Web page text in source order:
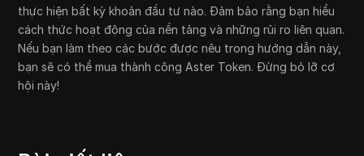
thực hiện bất kỳ khoản đầu tư nào. Đảm bảo rằng bạn hiểu
cách thức hoạt động của nền tảng và những rủi ro liên quan.
Nếu bạn làm theo các bước được nêu trong hướng dẫn này,
bạn sẽ có thể mua thành công Aster Token. Đừng bỏ lỡ cơ
hội này!